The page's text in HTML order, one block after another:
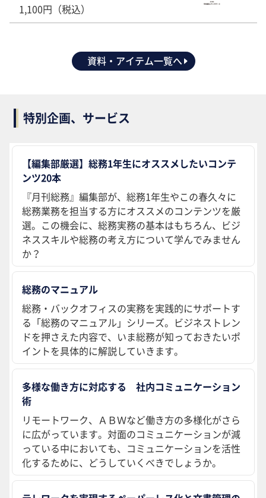
1,100円（税込）
資料・アイテム一覧へ
特別企画、サービス
【編集部厳選】総務1年生にオススメしたいコンテ
ンツ20本
『月刊総務』編集部が、総務1年生やこの春久々に
総務業務を担当する方にオススメのコンテンツを厳
選。この機会に、総務実務の基本はもちろん、ビジ
ネススキルや総務の考え方について学んでみません
か？
総務のマニュアル
総務・バックオフィスの実務を実践的にサポートす
る「総務のマニュアル」シリーズ。ビジネストレン
ドを押さえた内容で、いま総務が知っておきたいポ
イントを具体的に解説していきます。
多様な働き方に対応する 社内コミュニケーション
術
リモートワーク、ＡＢＷなど働き方の多様化がさら
に広がっています。対面のコミュニケーションが減
っている中においても、コミュニケーションを活性
化するために、どうしていくべきでしょうか。